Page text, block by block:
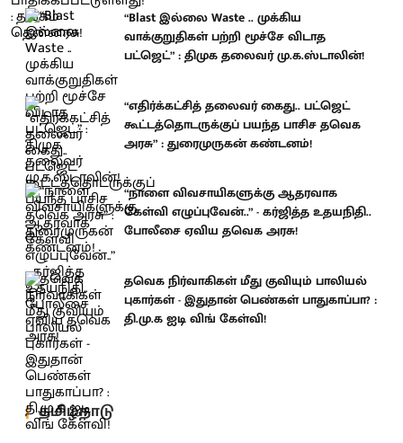
“Blast இல்லை Waste .. முக்கிய
வாக்குறுதிகள் பற்றி மூச்சே விடாத
பட்ஜெட்” : திமுக தலைவர் மு.க.ஸ்டாலின்!
“எதிர்க்கட்சித் தலைவர் கைது.. பட்ஜெட்
கூட்டத்தொடருக்குப் பயந்த பாசிச தவெக
அரசு” : துரைமுருகன் கண்டனம்!
“நாளை விவசாயிகளுக்கு ஆதரவாக
கேள்வி எழுப்புவேன்..” - கர்ஜித்த உதயநிதி..
போலீசை ஏவிய தவெக அரசு!
தவெக நிர்வாகிகள் மீது குவியும் பாலியல்
புகார்கள் - இதுதான் பெண்கள் பாதுகாப்பா? :
தி.மு.க ஐடி விங் கேள்வி!
தமிழ்நாடு